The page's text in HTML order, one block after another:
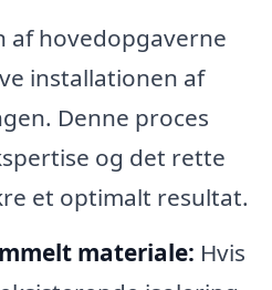
af hovedopgaverne
installationen af
Denne proces
og det rette
et optimalt resultat.
materiale: Hvis